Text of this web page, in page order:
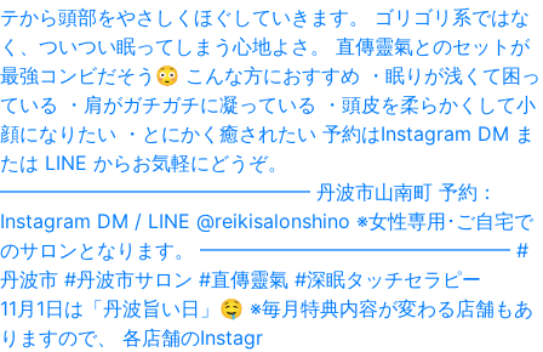
11月1日は「丹波旨い日」‪🤤‬ ※毎月特典内容が変わる店舗もあ
りますので、 各店舗のInstagr